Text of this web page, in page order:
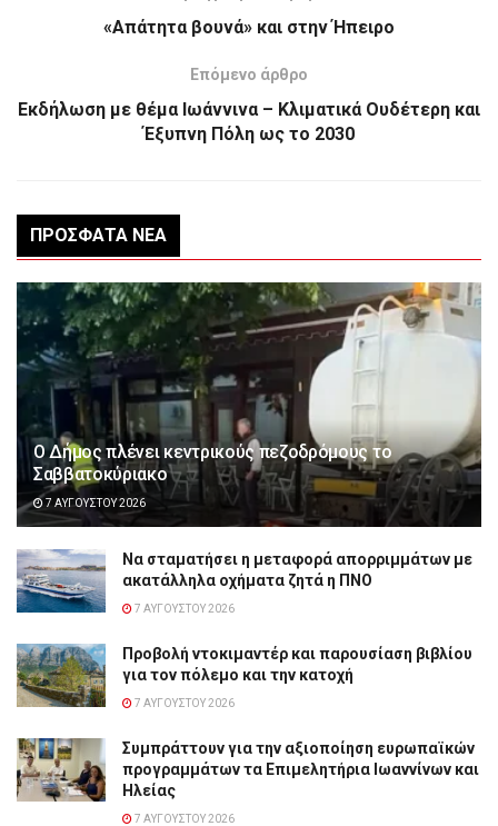
«Απάτητα βουνά» και στην Ήπειρο
Επόμενο άρθρο
Εκδήλωση με θέμα Ιωάννινα – Κλιματικά Ουδέτερη και
Έξυπνη Πόλη ως το 2030
ΠΡΌΣΦΑΤΑ ΝΈΑ
Ο Δήμος πλένει κεντρικούς πεζοδρόμους το
Σαββατοκύριακο
7 ΑΥΓΟΎΣΤΟΥ 2026
Να σταματήσει η μεταφορά απορριμμάτων με
ακατάλληλα οχήματα ζητά η ΠΝΟ
7 ΑΥΓΟΎΣΤΟΥ 2026
Προβολή ντοκιμαντέρ και παρουσίαση βιβλίου
για τον πόλεμο και την κατοχή
7 ΑΥΓΟΎΣΤΟΥ 2026
Συμπράττουν για την αξιοποίηση ευρωπαϊκών
προγραμμάτων τα Επιμελητήρια Ιωαννίνων και
Ηλείας
7 ΑΥΓΟΎΣΤΟΥ 2026